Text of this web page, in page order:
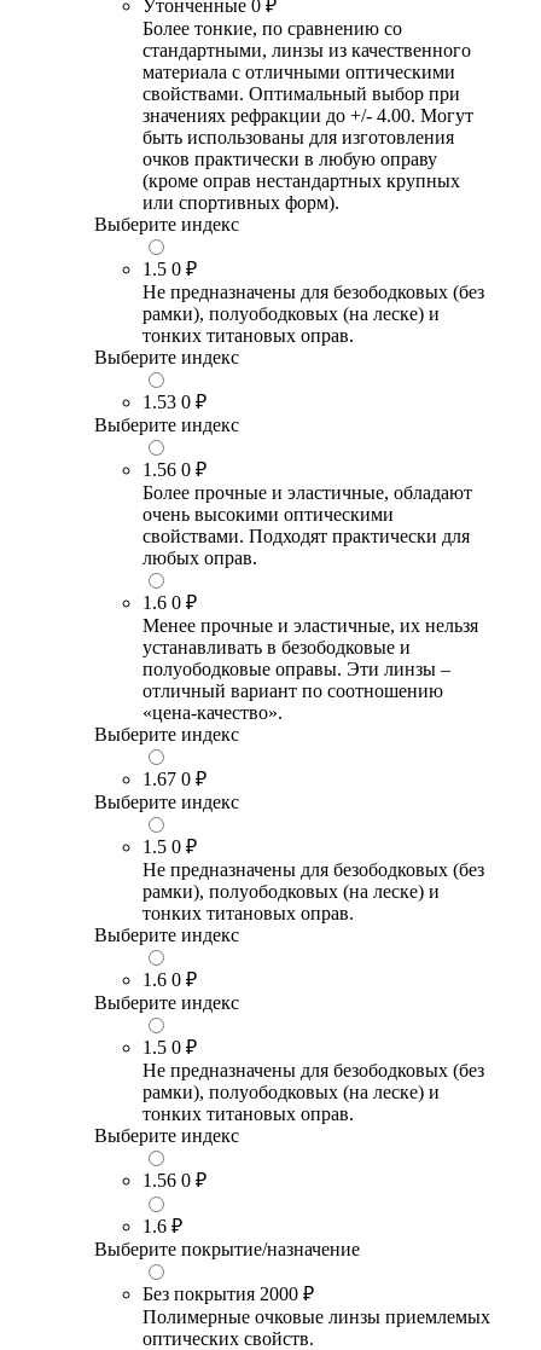
Утонченные 0 ₽
Более тонкие, по сравнению со
стандартными, линзы из качественного
материала с отличными оптическими
свойствами. Оптимальный выбор при
значениях рефракции до +/- 4.00. Могут
быть использованы для изготовления
очков практически в любую оправу
(кроме оправ нестандартных крупных
или спортивных форм).
Выберите индекс
1.5 0 ₽
Не предназначены для безободковых (без
рамки), полуободковых (на леске) и
тонких титановых оправ.
Выберите индекс
1.53 0 ₽
Выберите индекс
1.56 0 ₽
Более прочные и эластичные, обладают
очень высокими оптическими
свойствами. Подходят практически для
любых оправ.
1.6 0 ₽
Менее прочные и эластичные, их нельзя
устанавливать в безободковые и
полуободковые оправы. Эти линзы –
отличный вариант по соотношению
«цена-качество».
Выберите индекс
1.67 0 ₽
Выберите индекс
1.5 0 ₽
Не предназначены для безободковых (без
рамки), полуободковых (на леске) и
тонких титановых оправ.
Выберите индекс
1.6 0 ₽
Выберите индекс
1.5 0 ₽
Не предназначены для безободковых (без
рамки), полуободковых (на леске) и
тонких титановых оправ.
Выберите индекс
1.56 0 ₽
1.6 ₽
Выберите покрытие/назначение
Без покрытия 2000 ₽
Полимерные очковые линзы приемлемых
оптических свойств.